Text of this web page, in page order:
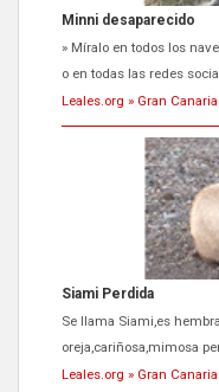
Minni desaparecido
» Míralo en todos los
o en todas las redes
Leales.org » Gran Canaria
Siami Perdida
Se llama Siami,es
oreja,cariñosa,mimosa
Leales.org » Gran Canaria